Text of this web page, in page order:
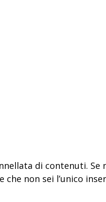
di contenuti.
non sei l’unico